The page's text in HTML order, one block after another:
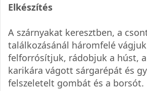
Elkészítés
A szárnyakat keresztben, a
találkozásánál háromfelé
felforrósítjuk, rádobjuk a húst,
karikára vágott sárgarépát és
felszeletelt gombát és a borsót.